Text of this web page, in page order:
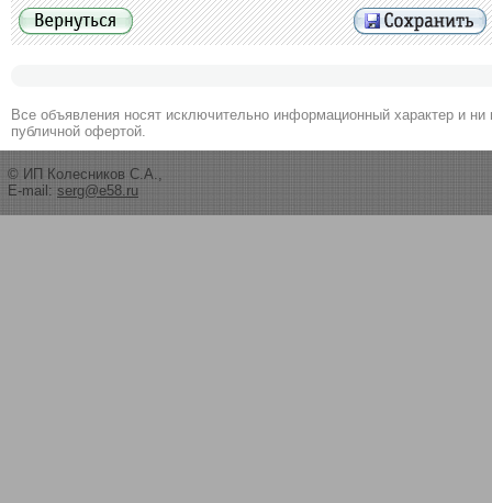
Все объявления носят исключительно информационный характер и ни
публичной офертой.
© ИП Колесников С.А.,
E-mail: serg@e58.ru